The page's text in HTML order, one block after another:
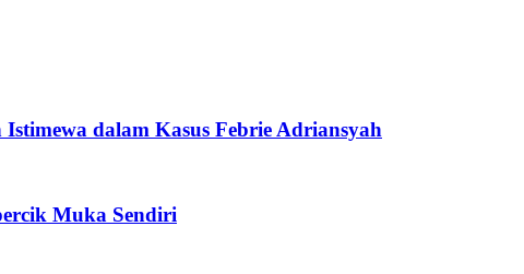
dalam Kasus Febrie Adriansyah
Muka Sendiri